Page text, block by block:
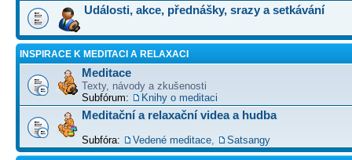
Události, akce, přednášky, srazy a setkávání
INSPIRACE K MEDITACI A RELAXACI
Meditace
Texty, návody a zkušenosti
Subfórum:
Knihy o meditaci
Meditační a relaxační videa a hudba
Subfóra: Vedené meditace Satsangy